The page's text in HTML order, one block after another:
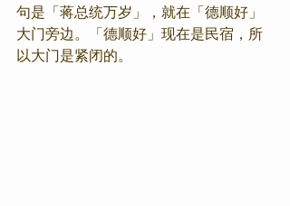
句是「蒋总统万岁」，就在「德顺好」
大门旁边。「德顺好」现在是民宿，所
以大门是紧闭的。